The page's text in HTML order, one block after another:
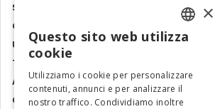
Siti Unesco
Guide di Viaggio
Ultime notizie
Tour ed Esperienze
Arte e cultura
Cibo e sapori
ENGLISH
ITALIAN
×
Questo sito web utilizza
cookie
Utilizziamo i cookie per personalizzare
contenuti, annunci e per analizzare il
nostro traffico. Condividiamo inoltre